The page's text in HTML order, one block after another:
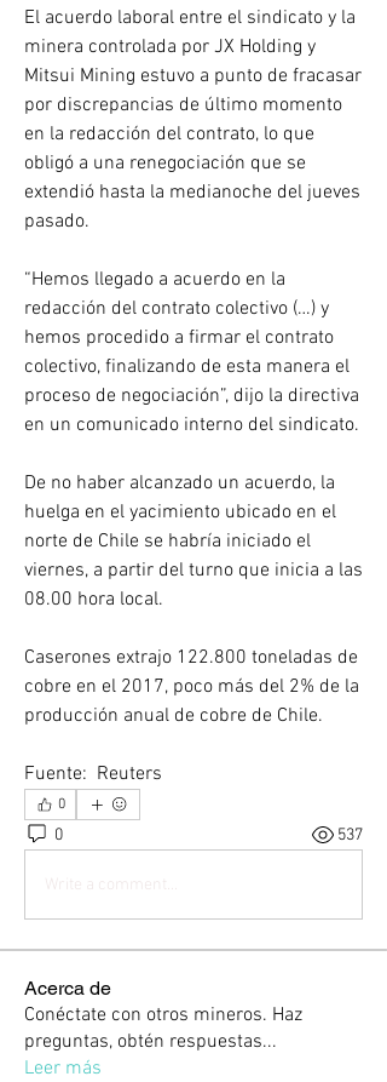
El acuerdo laboral entre el sindicato y la
minera controlada por JX Holding y
Mitsui Mining estuvo a punto de fracasar
por discrepancias de último momento
en la redacción del contrato, lo que
obligó a una renegociación que se
extendió hasta la medianoche del jueves
pasado.
“Hemos llegado a acuerdo en la
redacción del contrato colectivo (…) y
hemos procedido a firmar el contrato
colectivo, finalizando de esta manera el
proceso de negociación”, dijo la directiva
en un comunicado interno del sindicato.
De no haber alcanzado un acuerdo, la
huelga en el yacimiento ubicado en el
norte de Chile se habría iniciado el
viernes, a partir del turno que inicia a las
08.00 hora local.
Caserones extrajo 122.800 toneladas de
cobre en el 2017, poco más del 2% de la
producción anual de cobre de Chile.
Fuente:  Reuters
0
0 537
Write a comment...
Acerca de
Conéctate con otros mineros. Haz
preguntas, obtén respuestas...
Leer más